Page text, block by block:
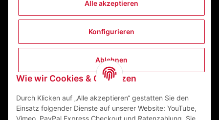
Alle akzeptieren
Konfigurieren
Ablehnen
Wie wir Cookies & Co nutzen
Durch Klicken auf „Alle akzeptieren“ gestatten Sie den
Einsatz folgender Dienste auf unserer Website: YouTube,
Vimeo, PayPal Express Checkout und Ratenzahlung. Sie
Informationen
ZEGO Textilveredelungszentrum GmbH
63741 Aschaffenburg Deutschland